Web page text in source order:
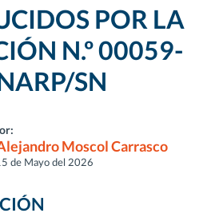
POR LA
N.º 00059-
SN
Moscol Carrasco
de Mayo del 2026